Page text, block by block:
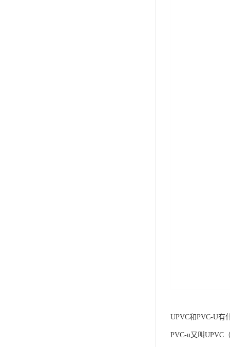
UPVC和PVC-U有
PVC-u又叫UPVC